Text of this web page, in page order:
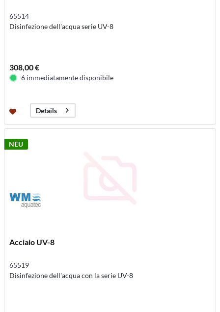
65514
Disinfezione dell'acqua serie UV-8
308,00 €
6 immediatamente disponibile
Details
NEU
Acciaio UV-8
65519
Disinfezione dell'acqua con la serie UV-8